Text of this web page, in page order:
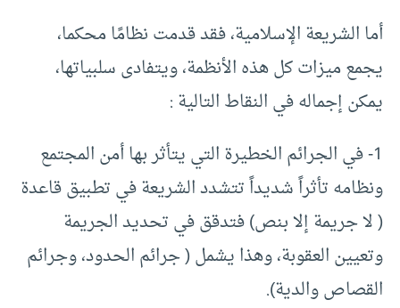
أما الشريعة الإسلامية، فقد قدمت نظامًا محكما،
يجمع ميزات كل هذه الأنظمة، ويتفادى سلبياتها،
يمكن إجماله في النقاط التالية :
1- في الجرائم الخطيرة التي يتأثر بها أمن المجتمع
ونظامه تأثراً شديداً تتشدد الشريعة في تطبيق قاعدة
( لا جريمة إلا بنص) فتدقق في تحديد الجريمة
وتعيين العقوبة، وهذا يشمل ( جرائم الحدود، وجرائم
القصاص والدية).